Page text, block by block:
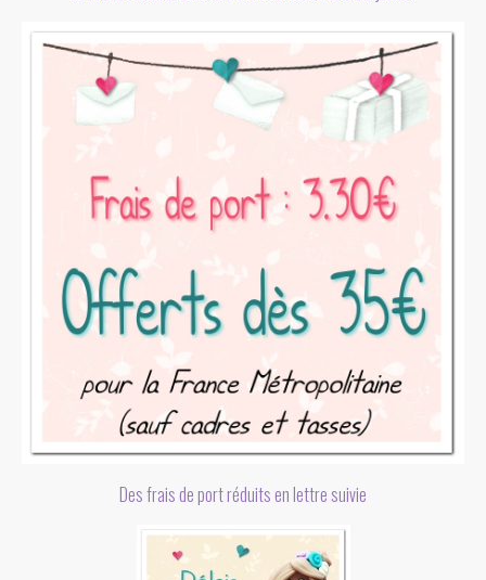
Des frais de port réduits en lettre suivie